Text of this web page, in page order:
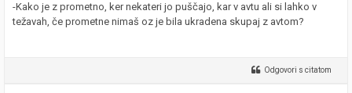
-Kako je z prometno, ker nekateri jo puščajo, kar v avtu ali si lahko v
težavah, če prometne nimaš oz je bila ukradena skupaj z avtom?
Odgovori s citatom